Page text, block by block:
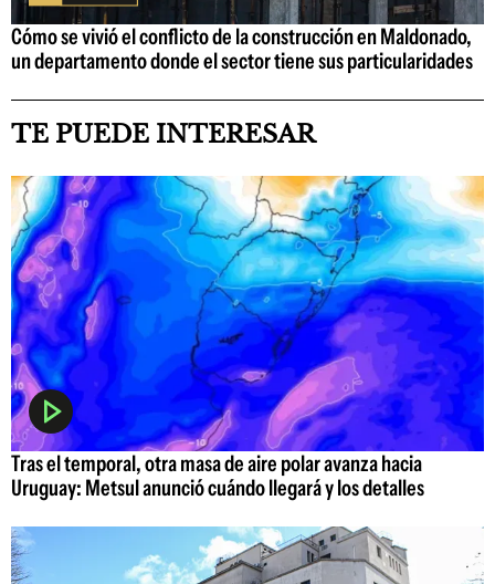
Cómo se vivió el conflicto de la construcción en Maldonado,
un departamento donde el sector tiene sus particularidades
TE PUEDE INTERESAR
Tras el temporal, otra masa de aire polar avanza hacia
Uruguay: Metsul anunció cuándo llegará y los detalles